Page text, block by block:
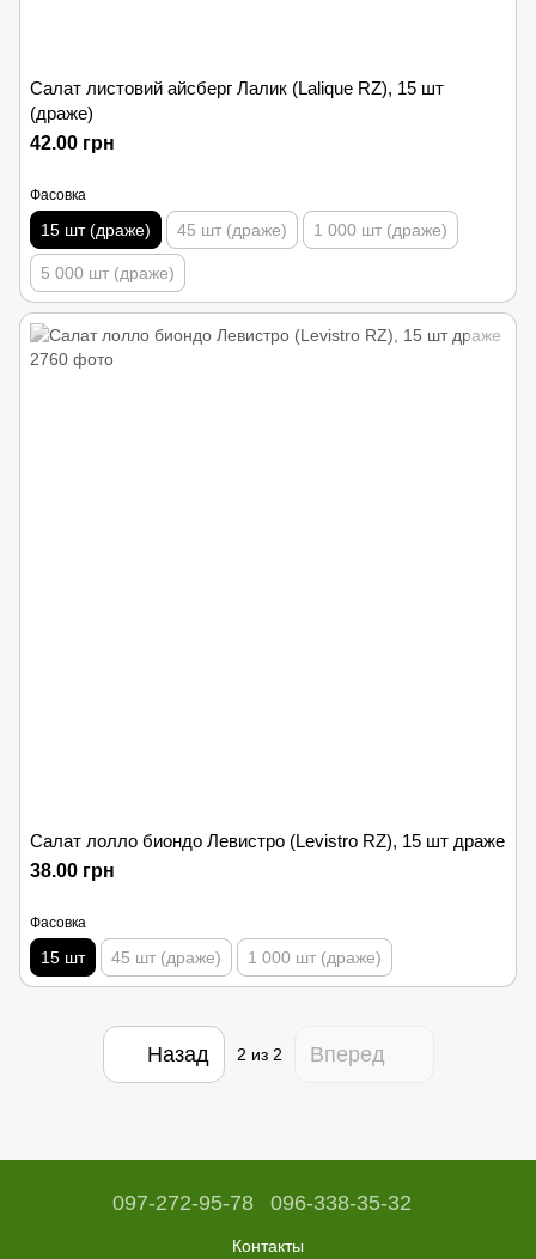
Салат листовий айсберг Лалик (Lalique RZ), 15 шт
(драже)
42.00 грн
Фасовка
15 шт (драже) 45 шт (драже) 1 000 шт (драже)
5 000 шт (драже)
Салат лолло биондо Левистро (Levistro RZ), 15 шт драже
38.00 грн
Фасовка
15 шт 45 шт (драже) 1 000 шт (драже)
Назад 2 из 2 Вперед
097-272-95-78 096-338-35-32
Контакты